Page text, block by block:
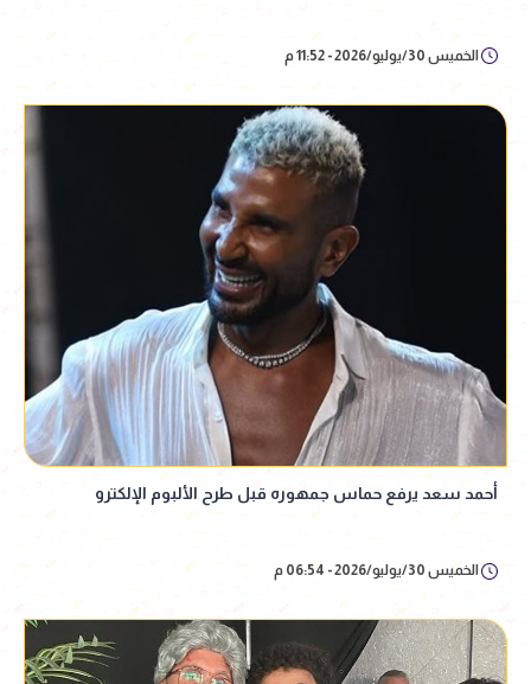
الخميس 30/يوليو/2026 - 11:52 م
أحمد سعد يرفع حماس جمهوره قبل طرح الألبوم الإلكترو
الخميس 30/يوليو/2026 - 06:54 م